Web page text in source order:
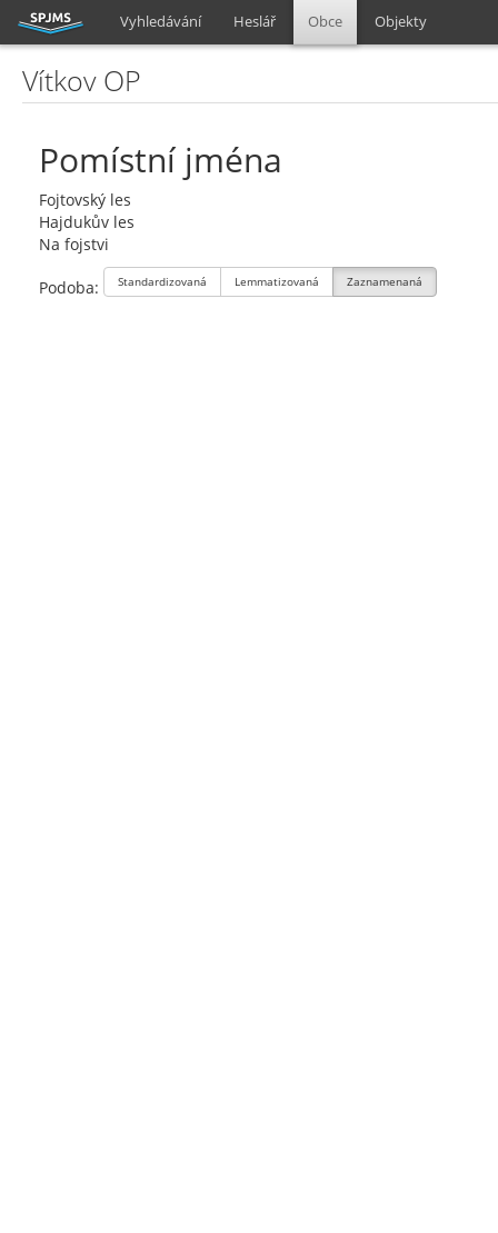
Vyhledávání Heslář Obce Objekty
Vítkov OP
Pomístní jména
Fojtovský les
Hajdukův les
Na fojstvi
Podoba: Standardizovaná Lemmatizovaná Zaznamenaná